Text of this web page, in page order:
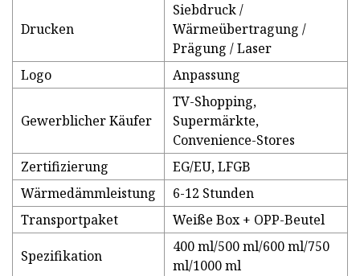
Drucken
Siebdruck /
Wärmeübertragung /
Prägung / Laser
Logo
Anpassung
Gewerblicher Käufer
TV-Shopping,
Supermärkte,
Convenience-Stores
Zertifizierung
EG/EU, LFGB
Wärmedämmleistung
6-12 Stunden
Transportpaket
Weiße Box + OPP-Beutel
Spezifikation
400 ml/500 ml/600 ml/750
ml/1000 ml